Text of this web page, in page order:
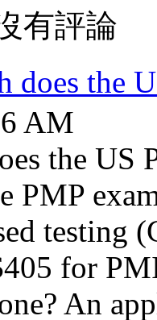
有評論
does the
AM
the US
PMP
testing
for
An